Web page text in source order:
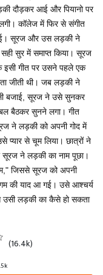
दौड़कर आई और पियानो पर
कॉलेज में फिर से संगीत
सूरज और उस लड़की ने
सुर में समाप्त किया। सूरज
इसी गीत पर उसने पहले एक
जीती थी। जब लड़की ने
बजाई, सूरज ने उसे सुनकर
बैठकर सुनने लगा। गीत
ने लड़की को अपनी गोद में
प्यार से चूम लिया। छात्रों ने
सूरज ने लड़की का नाम पूछा।
जिससे सूरज को अपनी
की याद आ गई। उसे आश्चर्य
उसी लड़की का कैसे हो सकता
(16.4k)